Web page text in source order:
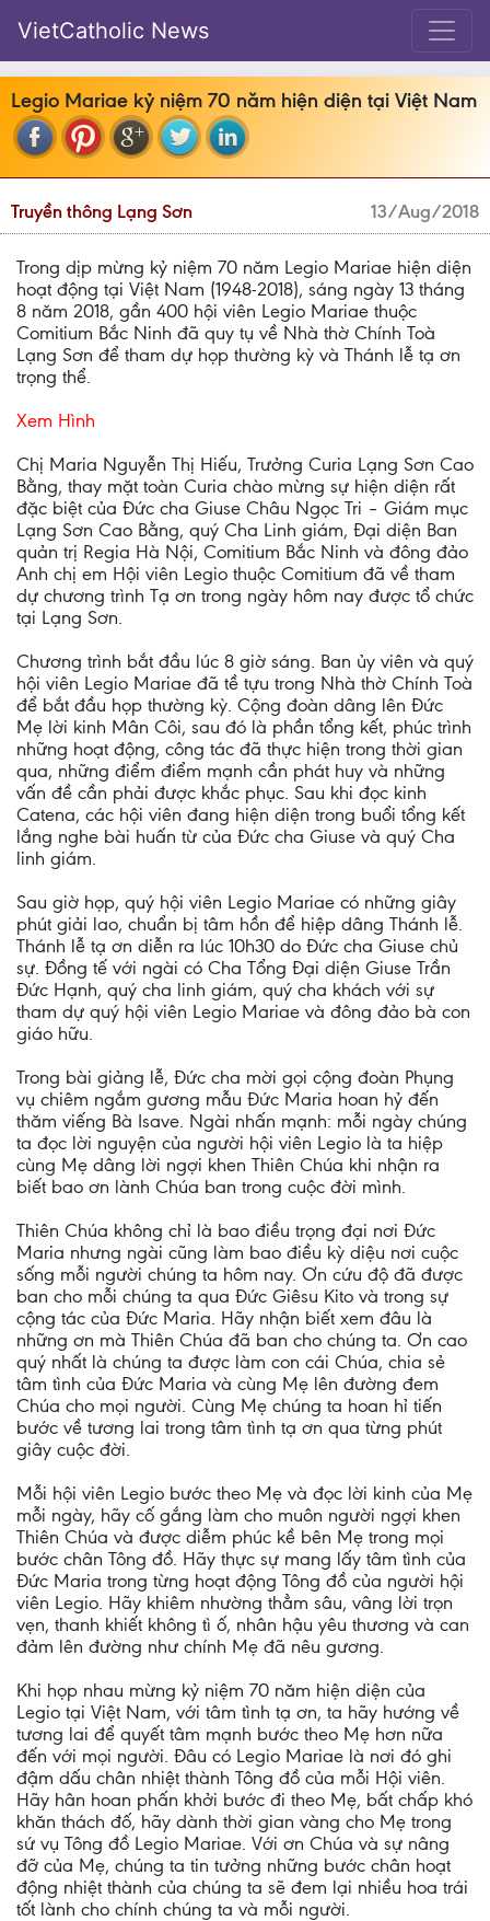
VietCatholic News
Legio Mariae kỷ niệm 70 năm hiện diện tại Việt Nam
Truyền thông Lạng Sơn 13/Aug/2018
Trong dịp mừng kỷ niệm 70 năm Legio Mariae hiện diện
hoạt động tại Việt Nam (1948-2018), sáng ngày 13 tháng
8 năm 2018, gần 400 hội viên Legio Mariae thuộc
Comitium Bắc Ninh đã quy tụ về Nhà thờ Chính Toà
Lạng Sơn để tham dự họp thường kỳ và Thánh lễ tạ ơn
trọng thể.
Xem Hình
Chị Maria Nguyễn Thị Hiếu, Trưởng Curia Lạng Sơn Cao
Bằng, thay mặt toàn Curia chào mừng sự hiện diện rất
đặc biệt của Đức cha Giuse Châu Ngọc Tri – Giám mục
Lạng Sơn Cao Bằng, quý Cha Linh giám, Đại diện Ban
quản trị Regia Hà Nội, Comitium Bắc Ninh và đông đảo
Anh chị em Hội viên Legio thuộc Comitium đã về tham
dự chương trình Tạ ơn trong ngày hôm nay được tổ chức
tại Lạng Sơn.
Chương trình bắt đầu lúc 8 giờ sáng. Ban ủy viên và quý
hội viên Legio Mariae đã tề tựu trong Nhà thờ Chính Toà
để bắt đầu họp thường kỳ. Cộng đoàn dâng lên Đức
Mẹ lời kinh Mân Côi, sau đó là phần tổng kết, phúc trình
những hoạt động, công tác đã thực hiện trong thời gian
qua, những điểm điểm mạnh cần phát huy và những
vấn đề cần phải được khắc phục. Sau khi đọc kinh
Catena, các hội viên đang hiện diện trong buổi tổng kết
lắng nghe bài huấn từ của Đức cha Giuse và quý Cha
linh giám.
Sau giờ họp, quý hội viên Legio Mariae có những giây
phút giải lao, chuẩn bị tâm hồn để hiệp dâng Thánh lễ.
Thánh lễ tạ ơn diễn ra lúc 10h30 do Đức cha Giuse chủ
sự. Đồng tế với ngài có Cha Tổng Đại diện Giuse Trần
Đức Hạnh, quý cha linh giám, quý cha khách với sự
tham dự quý hội viên Legio Mariae và đông đảo bà con
giáo hữu.
Trong bài giảng lễ, Đức cha mời gọi cộng đoàn Phụng
vụ chiêm ngắm gương mẫu Đức Maria hoan hỷ đến
thăm viếng Bà Isave. Ngài nhấn mạnh: mỗi ngày chúng
ta đọc lời nguyện của người hội viên Legio là ta hiệp
cùng Mẹ dâng lời ngợi khen Thiên Chúa khi nhận ra
biết bao ơn lành Chúa ban trong cuộc đời mình.
Thiên Chúa không chỉ là bao điều trọng đại nơi Đức
Maria nhưng ngài cũng làm bao điều kỳ diệu nơi cuộc
sống mỗi người chúng ta hôm nay. Ơn cứu độ đã được
ban cho mỗi chúng ta qua Đức Giêsu Kito và trong sự
cộng tác của Đức Maria. Hãy nhận biết xem đâu là
những ơn mà Thiên Chúa đã ban cho chúng ta. Ơn cao
quý nhất là chúng ta được làm con cái Chúa, chia sẻ
tâm tình của Đức Maria và cùng Mẹ lên đường đem
Chúa cho mọi người. Cùng Mẹ chúng ta hoan hỉ tiến
bước về tương lai trong tâm tình tạ ơn qua từng phút
giây cuộc đời.
Mỗi hội viên Legio bước theo Mẹ và đọc lời kinh của Mẹ
mỗi ngày, hãy cố gắng làm cho muôn người ngợi khen
Thiên Chúa và được diễm phúc kề bên Mẹ trong mọi
bước chân Tông đồ. Hãy thực sự mang lấy tâm tình của
Đức Maria trong từng hoạt động Tông đồ của người hội
viên Legio. Hãy khiêm nhường thẳm sâu, vâng lời trọn
vẹn, thanh khiết không tì ố, nhân hậu yêu thương và can
đảm lên đường như chính Mẹ đã nêu gương.
Khi họp nhau mừng kỷ niệm 70 năm hiện diện của
Legio tại Việt Nam, với tâm tình tạ ơn, ta hãy hướng về
tương lai để quyết tâm mạnh bước theo Mẹ hơn nữa
đến với mọi người. Đâu có Legio Mariae là nơi đó ghi
đậm dấu chân nhiệt thành Tông đồ của mỗi Hội viên.
Hãy hân hoan phấn khởi bước đi theo Mẹ, bất chấp khó
khăn thách đố, hãy dành thời gian vàng cho Mẹ trong
sứ vụ Tông đồ Legio Mariae. Với ơn Chúa và sự nâng
đỡ của Mẹ, chúng ta tin tưởng những bước chân hoạt
động nhiệt thành của chúng ta sẽ đem lại nhiều hoa trái
tốt lành cho chính chúng ta và mỗi người.